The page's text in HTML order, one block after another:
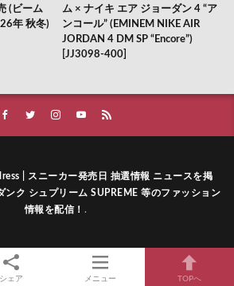
(ビーム
年 秋冬)
ム × ナイキ エア ジョーダン 4 “ア
ンコール” (EMINEM NIKE AIR
JORDAN 4 DM SP “Encore”)
[JJ3098-400]
| スニーカー発売日 抽選情報 ニュースを掲
ンク シュプリーム SUPREME 等のファッション
情報を配信！ .
シェア メニュー TOPへ